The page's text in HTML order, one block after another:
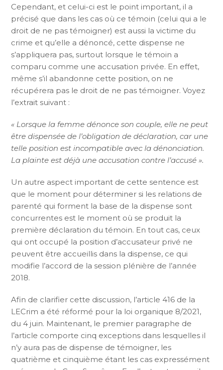
Cependant, et celui-ci est le point important, il a
précisé que dans les cas où ce témoin (celui qui a le
droit de ne pas témoigner) est aussi la victime du
crime et qu’elle a dénoncé, cette dispense ne
s’appliquera pas, surtout lorsque le témoin a
comparu comme une accusation privée. En effet,
même s’il abandonne cette position, on ne
récupérera pas le droit de ne pas témoigner. Voyez
l’extrait suivant :
« Lorsque la femme dénonce son couple, elle ne peut
être dispensée de l’obligation de déclaration, car une
telle position est incompatible avec la dénonciation.
La plainte est déjà une accusation contre l’accusé ».
Un autre aspect important de cette sentence est
que le moment pour déterminer si les relations de
parenté qui forment la base de la dispense sont
concurrentes est le moment où se produit la
première déclaration du témoin. En tout cas, ceux
qui ont occupé la position d’accusateur privé ne
peuvent être accueillis dans la dispense, ce qui
modifie l’accord de la session plénière de l’année
2018.
Afin de clarifier cette discussion, l’article 416 de la
LECrim a été réformé pour la loi organique 8/2021,
du 4 juin. Maintenant, le premier paragraphe de
l’article comporte cinq exceptions dans lesquelles il
n’y aura pas de dispense de témoigner, les
quatrième et cinquième étant les cas expressément